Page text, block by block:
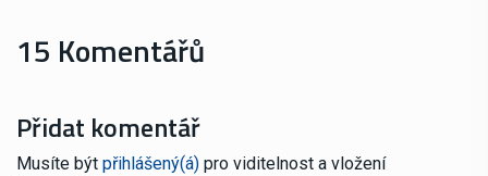
15 Komentářů
Přidat komentář
Musíte být přihlášený(á) pro viditelnost a vložení